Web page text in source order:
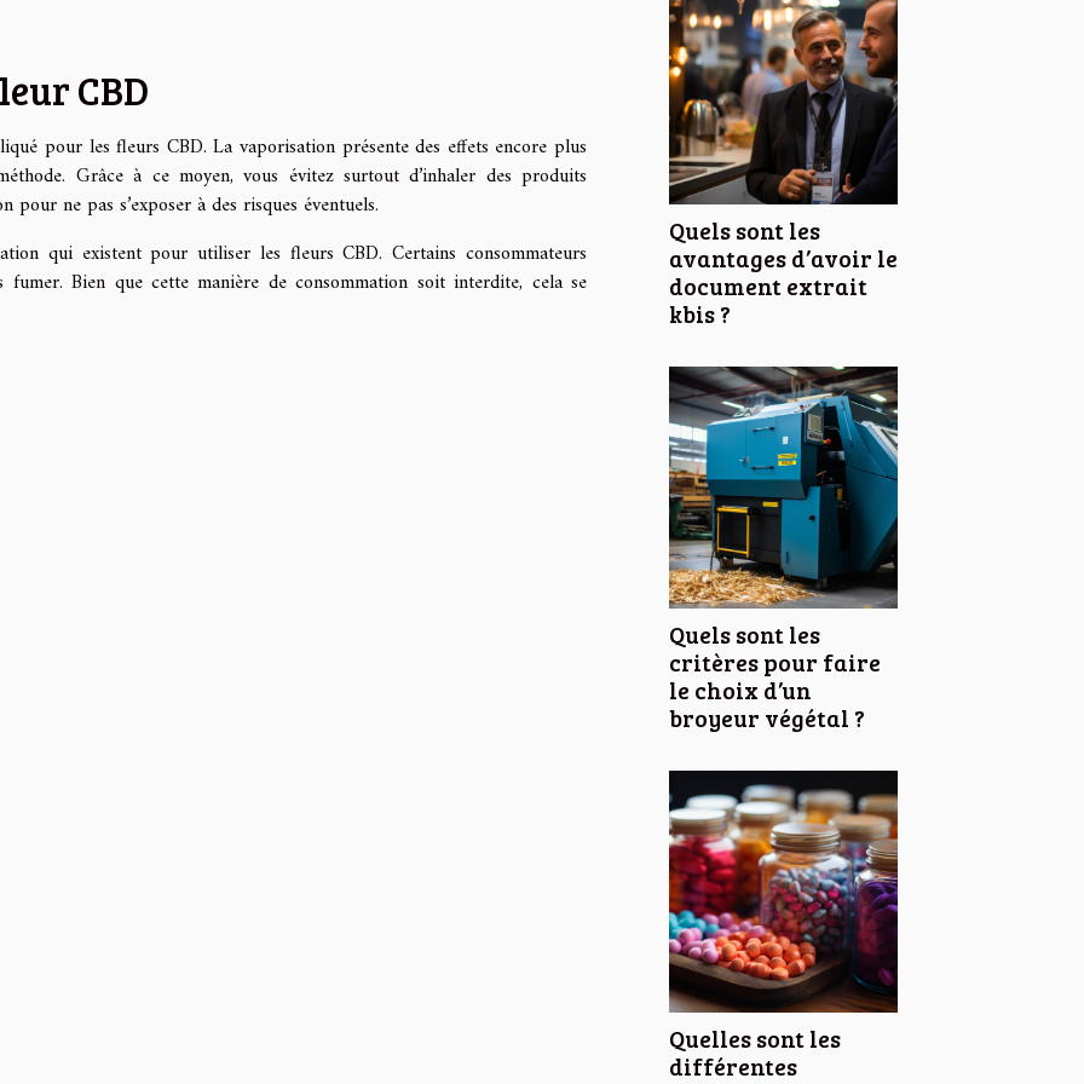
CBD
pour les fleurs CBD. La vaporisation présente des effets encore plus
Grâce à ce moyen, vous évitez surtout d’inhaler des produits
ne pas s’exposer à des risques éventuels.
qui existent pour utiliser les fleurs CBD. Certains consommateurs
Bien que cette manière de consommation soit interdite, cela se
Quels sont les
avantages d’avoir le
document extrait
kbis ?
Quels sont les
critères pour faire
le choix d’un
broyeur végétal ?
Quelles sont les
différentes